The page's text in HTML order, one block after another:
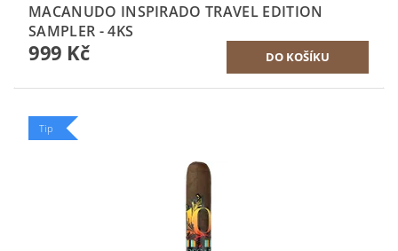
MACANUDO INSPIRADO TRAVEL EDITION
SAMPLER - 4KS
999 Kč
Tip